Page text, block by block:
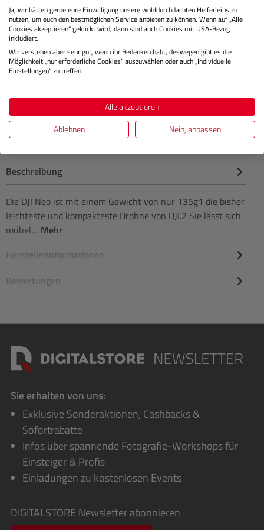
Lagernd
Preis € 39,00
IN DEN WARENKORB
Beschreibung
Die DJI Neo ist mit einem Gewicht von nur 135g1 die bisher
leichteste und kompakteste Drohne von DJI.2 Sie lässt sich
mühel… Mehr
Herstellerinformationen
Bewertungen
Sie erhalten von uns:
Exklusive Sonderaktionen, Cashbacks &
Sofortrabatte
Infos über spannende Fotografie-Workshops für
Einsteiger & Profis
Einladungen zu kostenlosen Events
DIGITALSTORE Newsletter abonnieren
Ja, wir hätten gerne eure Einwilligung unsere wohldurchdachten Helferleins zu
nutzen, um euch den bestmöglichen Service anbieten zu können. Wenn auf „Alle
Cookies akzeptieren“ geklickt wird, dann sind auch Cookies mit USA-Bezug
inkludiert.
Wir verstehen aber sehr gut, wenn ihr Bedenken habt, deswegen gibt es die
Möglichkeit „nur erforderliche Cookies“ auszuwählen oder auch „Individuelle
Einstellungen“ zu treffen.
Alle akzeptieren
Ablehnen
Nein, anpassen